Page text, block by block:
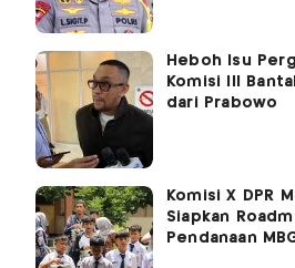
Heboh Isu
Komisi III
dari Prabowo
Komisi X DPR
Siapkan
Pendanaan